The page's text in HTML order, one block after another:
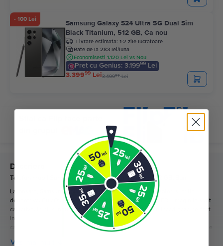
- 100 Lei
Samsung Galaxy S24 Ultra 5G Dual Sim
Black Titanium, 512 GB, Ca nou
Livrare estimata: 1-2 zile lucratoare
Rate de la 283 lei/luna
Economisesti 1.120 Lei vs Nou
Pret cu Genius: 3.19999 Lei
3.39999 Lei3.49999Lei
Descriere
Telefon mobil Samsung Galaxy S7, Silver Titanium, 32 GB, Bun
La lansare, Samsung Galaxy S7 a fost bine primit de utilizatori si critici
deopotriva. Cu afisajul de 5.1 “Flat Quad HD Super AMOLED”, imaginile sunt
calitative. In plus, noul design cu spatele curbat al S7 se incadreaza perfect
in palma mainii tale. Trebuie sa mentionam si revenirea slotului Micro-SD,
care permite marirea spatiului de stocare. Mai mult, similar cu unele modele
Vezi mai mult